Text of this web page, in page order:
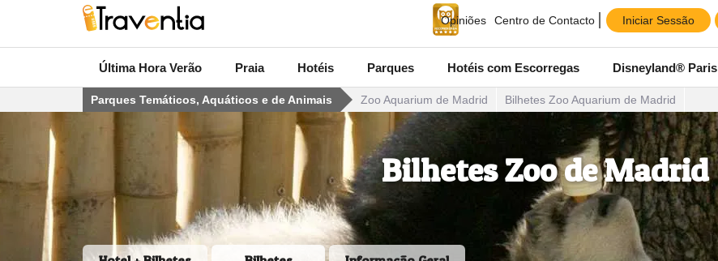
Opiniões Centro de Contacto Iniciar Sessão
Última Hora Verão Praia Hotéis Parques Hotéis com Escorregas Disneyland® Paris
Parques Temáticos, Aquáticos e de Animais Bilhetes Zoo Aquarium de Madrid
Zoo Aquarium de Madrid
Bilhetes Zoo de Madrid